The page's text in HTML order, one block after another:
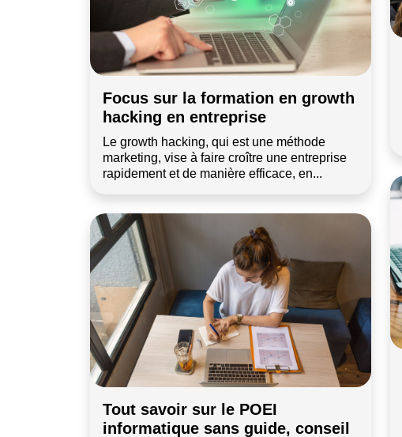
Focus sur la formation en growth
hacking en entreprise
Le growth hacking, qui est une méthode
marketing, vise à faire croître une entreprise
rapidement et de manière efficace, en...
Tout savoir sur le POEI
informatique sans guide, conseil